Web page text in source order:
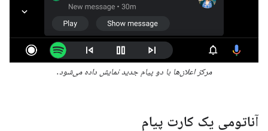
مرکز اعلان‌ها با دو پیام جدید نمایش داده می‌شود.
آناتومی یک کارت پیام